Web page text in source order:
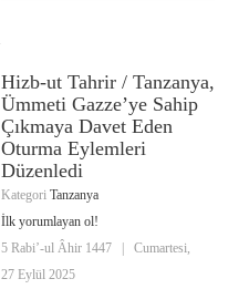
Hizb-ut Tahrir / Tanzanya,
Ümmeti Gazze’ye Sahip
Çıkmaya Davet Eden
Oturma Eylemleri
Düzenledi
Kategori Tanzanya
İlk yorumlayan ol!
5 Rabi’-ul Âhir 1447
Cumartesi,
27 Eylül 2025